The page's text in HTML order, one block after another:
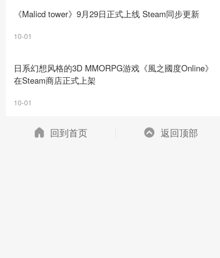
《Malicd tower》9月29日正式上线 Steam同步更新
10-01
日系幻想风格的3D MMORPG游戏《風之國度Online》
在Steam商店正式上架
10-01
回到首页 返回顶部